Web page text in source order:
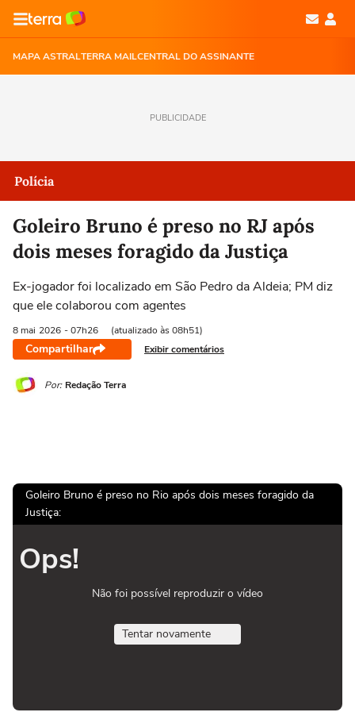
MAPA ASTRALTERRA MAILCENTRAL DO ASSINANTE
PUBLICIDADE
Polícia
Goleiro Bruno é preso no RJ após
dois meses foragido da Justiça
Ex-jogador foi localizado em São Pedro da Aldeia; PM diz
que ele colaborou com agentes
8 mai 2026 - 07h26 (atualizado às 08h51)
Compartilhar Exibir comentários
Por: Redação Terra
Goleiro Bruno é preso no Rio após dois meses foragido da
Justiça:
Ops!
Não foi possível reproduzir o vídeo
Tentar novamente